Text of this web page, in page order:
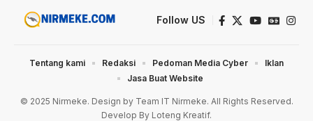
Follow US
© 2025 Nirmeke. Design by Team IT Nirmeke. All Rights Reserved.
Develop By Loteng Kreatif.
Tentang kami Redaksi Pedoman Media Cyber
Iklan
Jasa Buat Website